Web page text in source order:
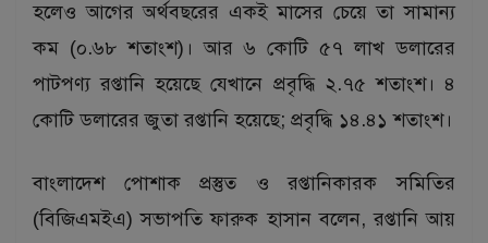
হলেও আগের অর্থবছরের একই মাসের চেয়ে তা সামান্য
কম (০.৬৮ শতাংশ)। আর ৬ কোটি ৫৭ লাখ ডলারের
পাটপণ্য রপ্তানি হয়েছে যেখানে প্রবৃদ্ধি ২.৭৫ শতাংশ। ৪
কোটি ডলারের জুতা রপ্তানি হয়েছে; প্রবৃদ্ধি ১৪.৪১ শতাংশ।
বাংলাদেশ পোশাক প্রস্তুত ও রপ্তানিকারক সমিতির
(বিজিএমইএ) সভাপতি ফারুক হাসান বলেন, রপ্তানি আয়